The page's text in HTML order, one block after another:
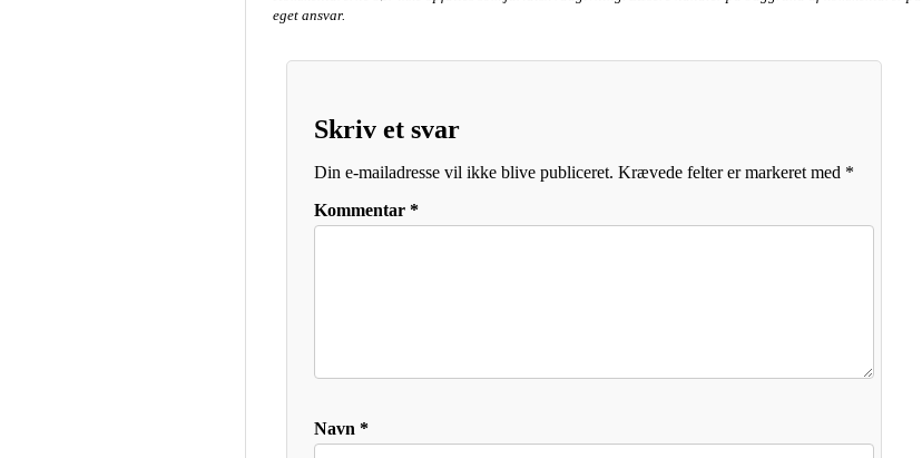
Skriv et svar
Din e-mailadresse vil ikke blive publiceret. Krævede felter er markeret med *
Kommentar*
Navn*
eget ansvar.